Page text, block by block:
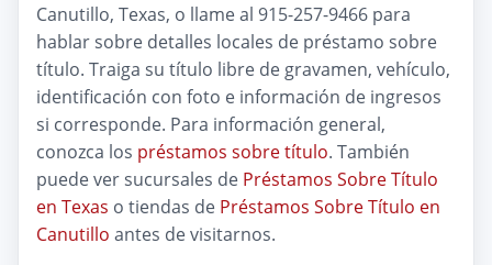
Canutillo, Texas, o llame al 915-257-9466 para
hablar sobre detalles locales de préstamo sobre
título. Traiga su título libre de gravamen, vehículo,
identificación con foto e información de ingresos
si corresponde. Para información general,
conozca los préstamos sobre título. También
puede ver sucursales de Préstamos Sobre Título
en Texas o tiendas de Préstamos Sobre Título en
Canutillo antes de visitarnos.